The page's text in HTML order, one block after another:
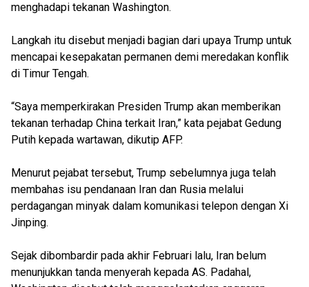
menghadapi tekanan Washington.
Langkah itu disebut menjadi bagian dari upaya Trump untuk
mencapai kesepakatan permanen demi meredakan konflik
di Timur Tengah.
“Saya memperkirakan Presiden Trump akan memberikan
tekanan terhadap China terkait Iran,” kata pejabat Gedung
Putih kepada wartawan, dikutip AFP.
Menurut pejabat tersebut, Trump sebelumnya juga telah
membahas isu pendanaan Iran dan Rusia melalui
perdagangan minyak dalam komunikasi telepon dengan Xi
Jinping.
Sejak dibombardir pada akhir Februari lalu, Iran belum
menunjukkan tanda menyerah kepada AS. Padahal,